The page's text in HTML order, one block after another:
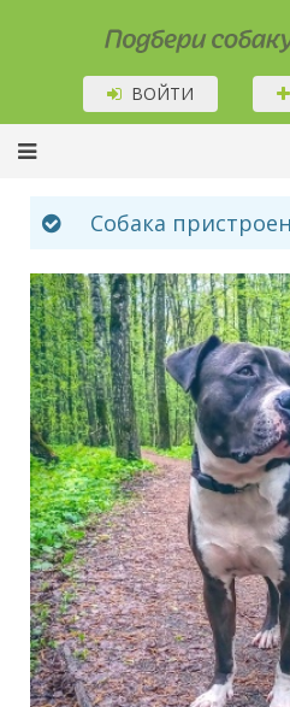
Подбери собаку!
ВОЙТИ
Собака